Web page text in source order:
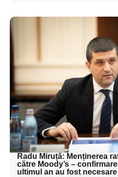
Adaugă aici
textul pentru
textul pentru
textul pentru
Radu Miruță: Menținerea
către Moody’s –
ultimul an au fost necesare